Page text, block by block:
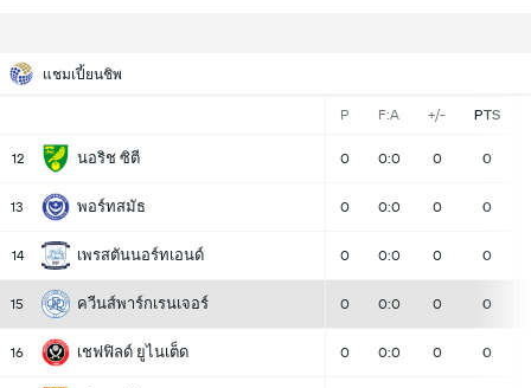
แชมเปี้ยนชิพ
P F:A +/- PTS
12 นอริช ซิตี 0 0:0 0 0
13 พอร์ทสมัธ 0 0:0 0 0
14 เพรสตันนอร์ทเอนด์ 0 0:0 0 0
15 ควีนส์พาร์กเรนเจอร์ 0 0:0 0 0
16 เชฟฟิลด์ ยูไนเต็ด 0 0:0 0 0